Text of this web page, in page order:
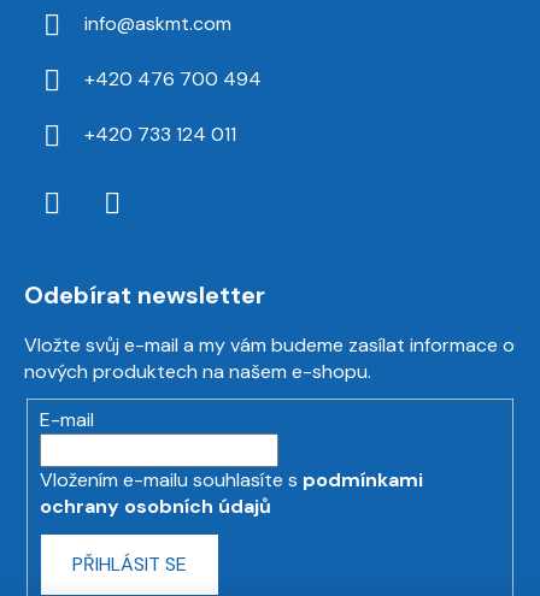
info@askmt.com
+420 476 700 494
+420 733 124 011
Odebírat newsletter
Vložte svůj e-mail a my vám budeme zasílat informace o
nových produktech na našem e-shopu.
E-mail
Vložením e-mailu souhlasíte s podmínkami
ochrany osobních údajů
PŘIHLÁSIT SE